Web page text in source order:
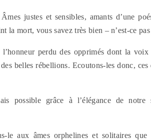
justes et sensibles, amants d’une
la mort, vous savez très bien – n’est-ce
perdu des opprimés dont la voix
belles rébellions. Ecoutons-les donc,
possible grâce à l’élégance de
le aux âmes orphelines et solitaires